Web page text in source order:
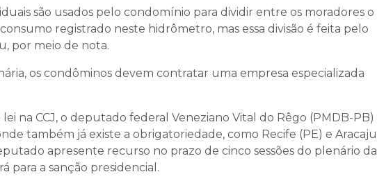
são usados pelo condomínio para dividir entre os moradores o
registrado neste hidrômetro, mas essa divisão é feita pelo
por meio de nota.
os condôminos devem contratar uma empresa especializada
na CCJ, o deputado federal Veneziano Vital do Rêgo (PMDB-PB)
também já existe a obrigatoriedade, como Recife (PE) e Aracaju
apresente recurso no prazo de cinco sessões do plenário da
para a sanção presidencial.